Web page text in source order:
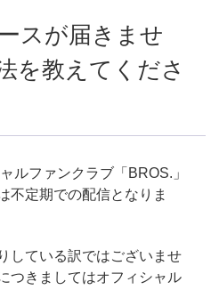
スが届きませ
を教えてくださ
ルファンクラブ「BROS.」
不定期での配信となりま
している訳ではございませ
つきましてはオフィシャル